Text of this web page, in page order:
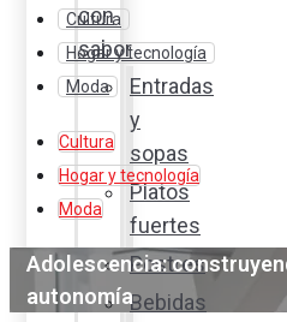
con
sabor
Entradas
y
sopas
Platos
fuertes
Postres
Bebidas
Cultura
Hogar y tecnología
Moda
Cultura
Hogar y tecnología
Moda
Adolescencia:
autonomía